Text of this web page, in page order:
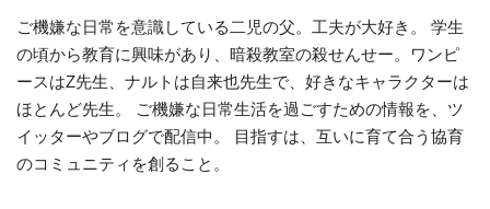
ご機嫌な日常を意識している二児の父。工夫が大好き。 学生
の頃から教育に興味があり、暗殺教室の殺せんせー。ワンピ
ースはZ先生、ナルトは自来也先生で、好きなキャラクターは
ほとんど先生。 ご機嫌な日常生活を過ごすための情報を、ツ
イッターやブログで配信中。 目指すは、互いに育て合う協育
のコミュニティを創ること。